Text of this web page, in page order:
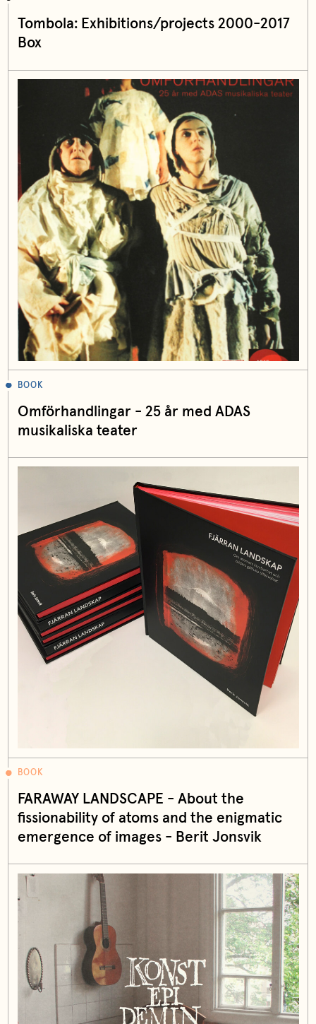
Tombola: Exhibitions/projects 2000-2017
Box
BOOK
Omförhandlingar - 25 år med ADAS
musikaliska teater
BOOK
FARAWAY LANDSCAPE - About the
fissionability of atoms and the enigmatic
emergence of images - Berit Jonsvik